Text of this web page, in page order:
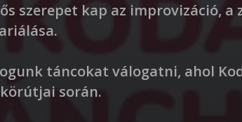
szerepet kap az improvizáció, a
táncokat válogatni, ahol
során.